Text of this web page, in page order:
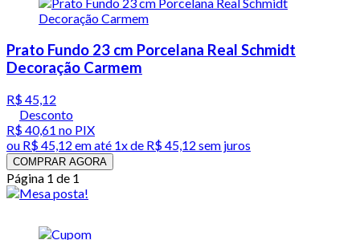
Prato Fundo 23 cm Porcelana Real Schmidt
Decoração Carmem
R$ 45,12
Desconto
R$ 40,61 no PIX
ou R$ 45,12 em até 1x de R$ 45,12 sem juros
COMPRAR AGORA
Página 1 de 1